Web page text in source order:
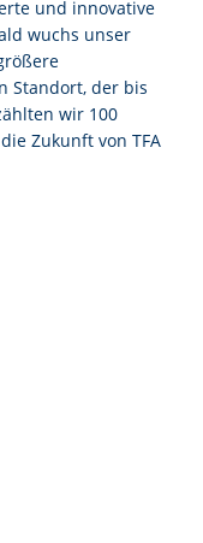
und innovative
wuchs unser
Standort, der bis
wir 100
Zukunft von TFA